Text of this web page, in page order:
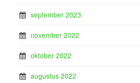
september 2023
november 2022
oktober 2022
augustus 2022